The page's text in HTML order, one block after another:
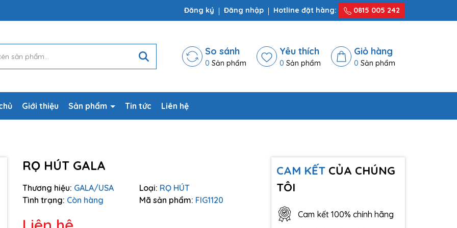
Đăng ký Đăng nhập Hotline đặt hàng: 0815 005 242
So sánh
0 Sản phẩm
Yêu thích
0 Sản phẩm
Giỏ hàng
0 Sản phẩm
Giới thiệu Sản phẩm Tin tức Liên hệ
RỌ HÚT GALA
Thương hiệu: GALA/USA Loại: RỌ HÚT
Tình trạng: Còn hàng Mã sản phẩm: FIG1120
CAM KẾTCỦA CHÚNG
TÔI
Cam kết 100% chính hãng
Ngày hết hạn:
Điều kiện: